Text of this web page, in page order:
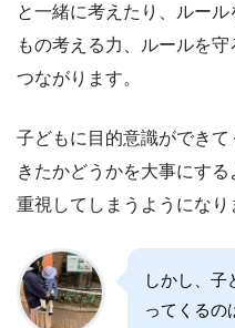
と一緒に考えたり、ルー
もの考える力、ルールを
つながります。
子どもに目的意識ができ
きたかどうかを大事にす
重視してしまうようになり
しかし、子
ってくるの